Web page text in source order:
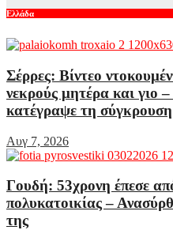
Ελλάδα
Σέρρες: Βίντεο
νεκρούς μητέρα και γιο
κατέγραψε τη σύγκρουση
Αυγ 7, 2026
Γουδή: 53χρονη έπεσε
πολυκατοικίας –
της